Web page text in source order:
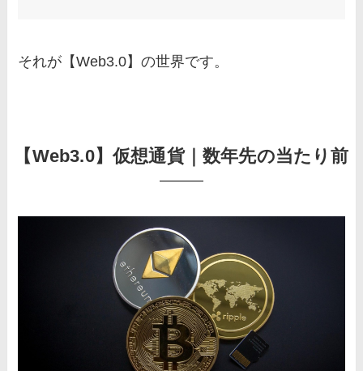
それが【Web3.0】の世界です。
【Web3.0】仮想通貨｜数年先の当たり前